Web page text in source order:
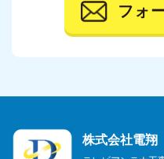
フォ
株式会社電翔